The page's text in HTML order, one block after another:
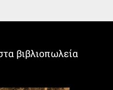
βιβλιοπωλεία